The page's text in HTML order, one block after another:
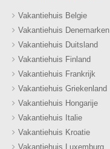
Vakantiehuis Belgie
Vakantiehuis Denemarken
Vakantiehuis Duitsland
Vakantiehuis Finland
Vakantiehuis Frankrijk
Vakantiehuis Griekenland
Vakantiehuis Hongarije
Vakantiehuis Italie
Vakantiehuis Kroatie
Vakantiehuis Luxemburg